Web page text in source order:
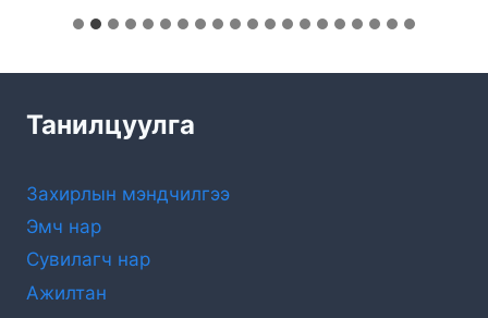
Танилцуулга
Захирлын мэндчилгээ
Эмч нар
Сувилагч нар
Ажилтан